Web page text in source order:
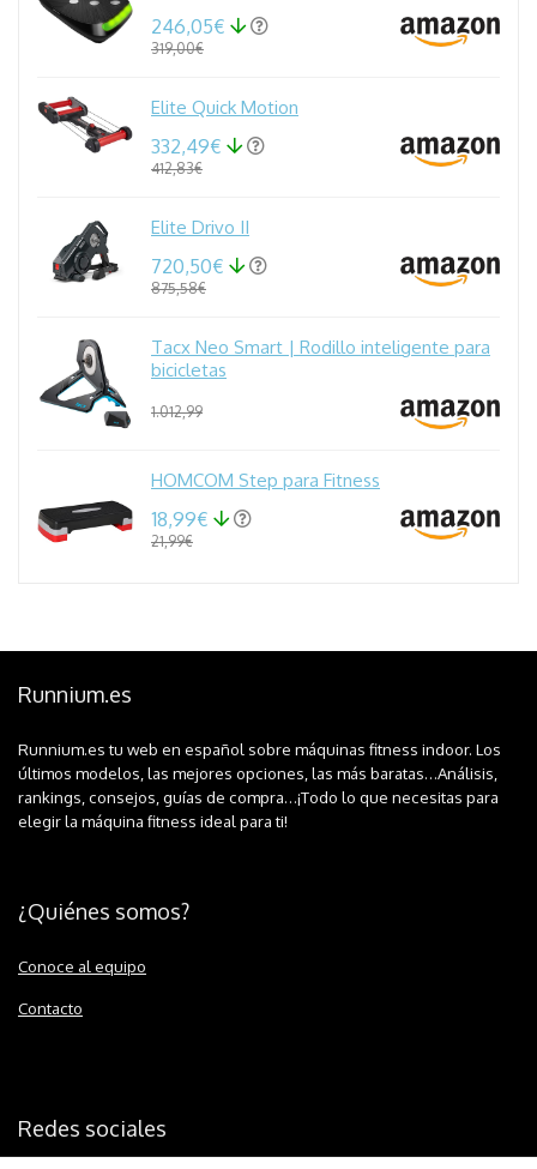
246,05€
319,00€
Elite Quick Motion
332,49€
412,83€
Elite Drivo II
720,50€
875,58€
Tacx Neo Smart | Rodillo inteligente para
bicicletas
1.012,99
HOMCOM Step para Fitness
18,99€
21,99€
Runnium.es
Runnium.es tu web en español sobre máquinas fitness indoor. Los
últimos modelos, las mejores opciones, las más baratas…Análisis,
rankings, consejos, guías de compra…¡Todo lo que necesitas para
elegir la máquina fitness ideal para ti!
¿Quiénes somos?
Conoce al equipo
Contacto
Redes sociales